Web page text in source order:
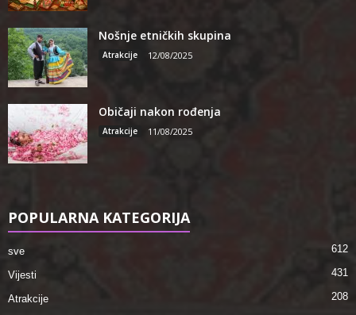
Nošnje etničkih skupina
Atrakcije 12/08/2025
Običaji nakon rođenja
Atrakcije 11/08/2025
POPULARNA KATEGORIJA
sve 612
Vijesti 431
Atrakcije
208